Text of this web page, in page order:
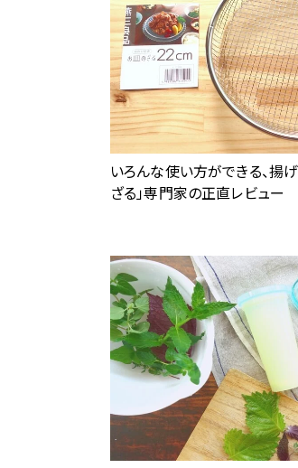
いろんな使い方ができる、揚
ざる」専門家の正直レビュー